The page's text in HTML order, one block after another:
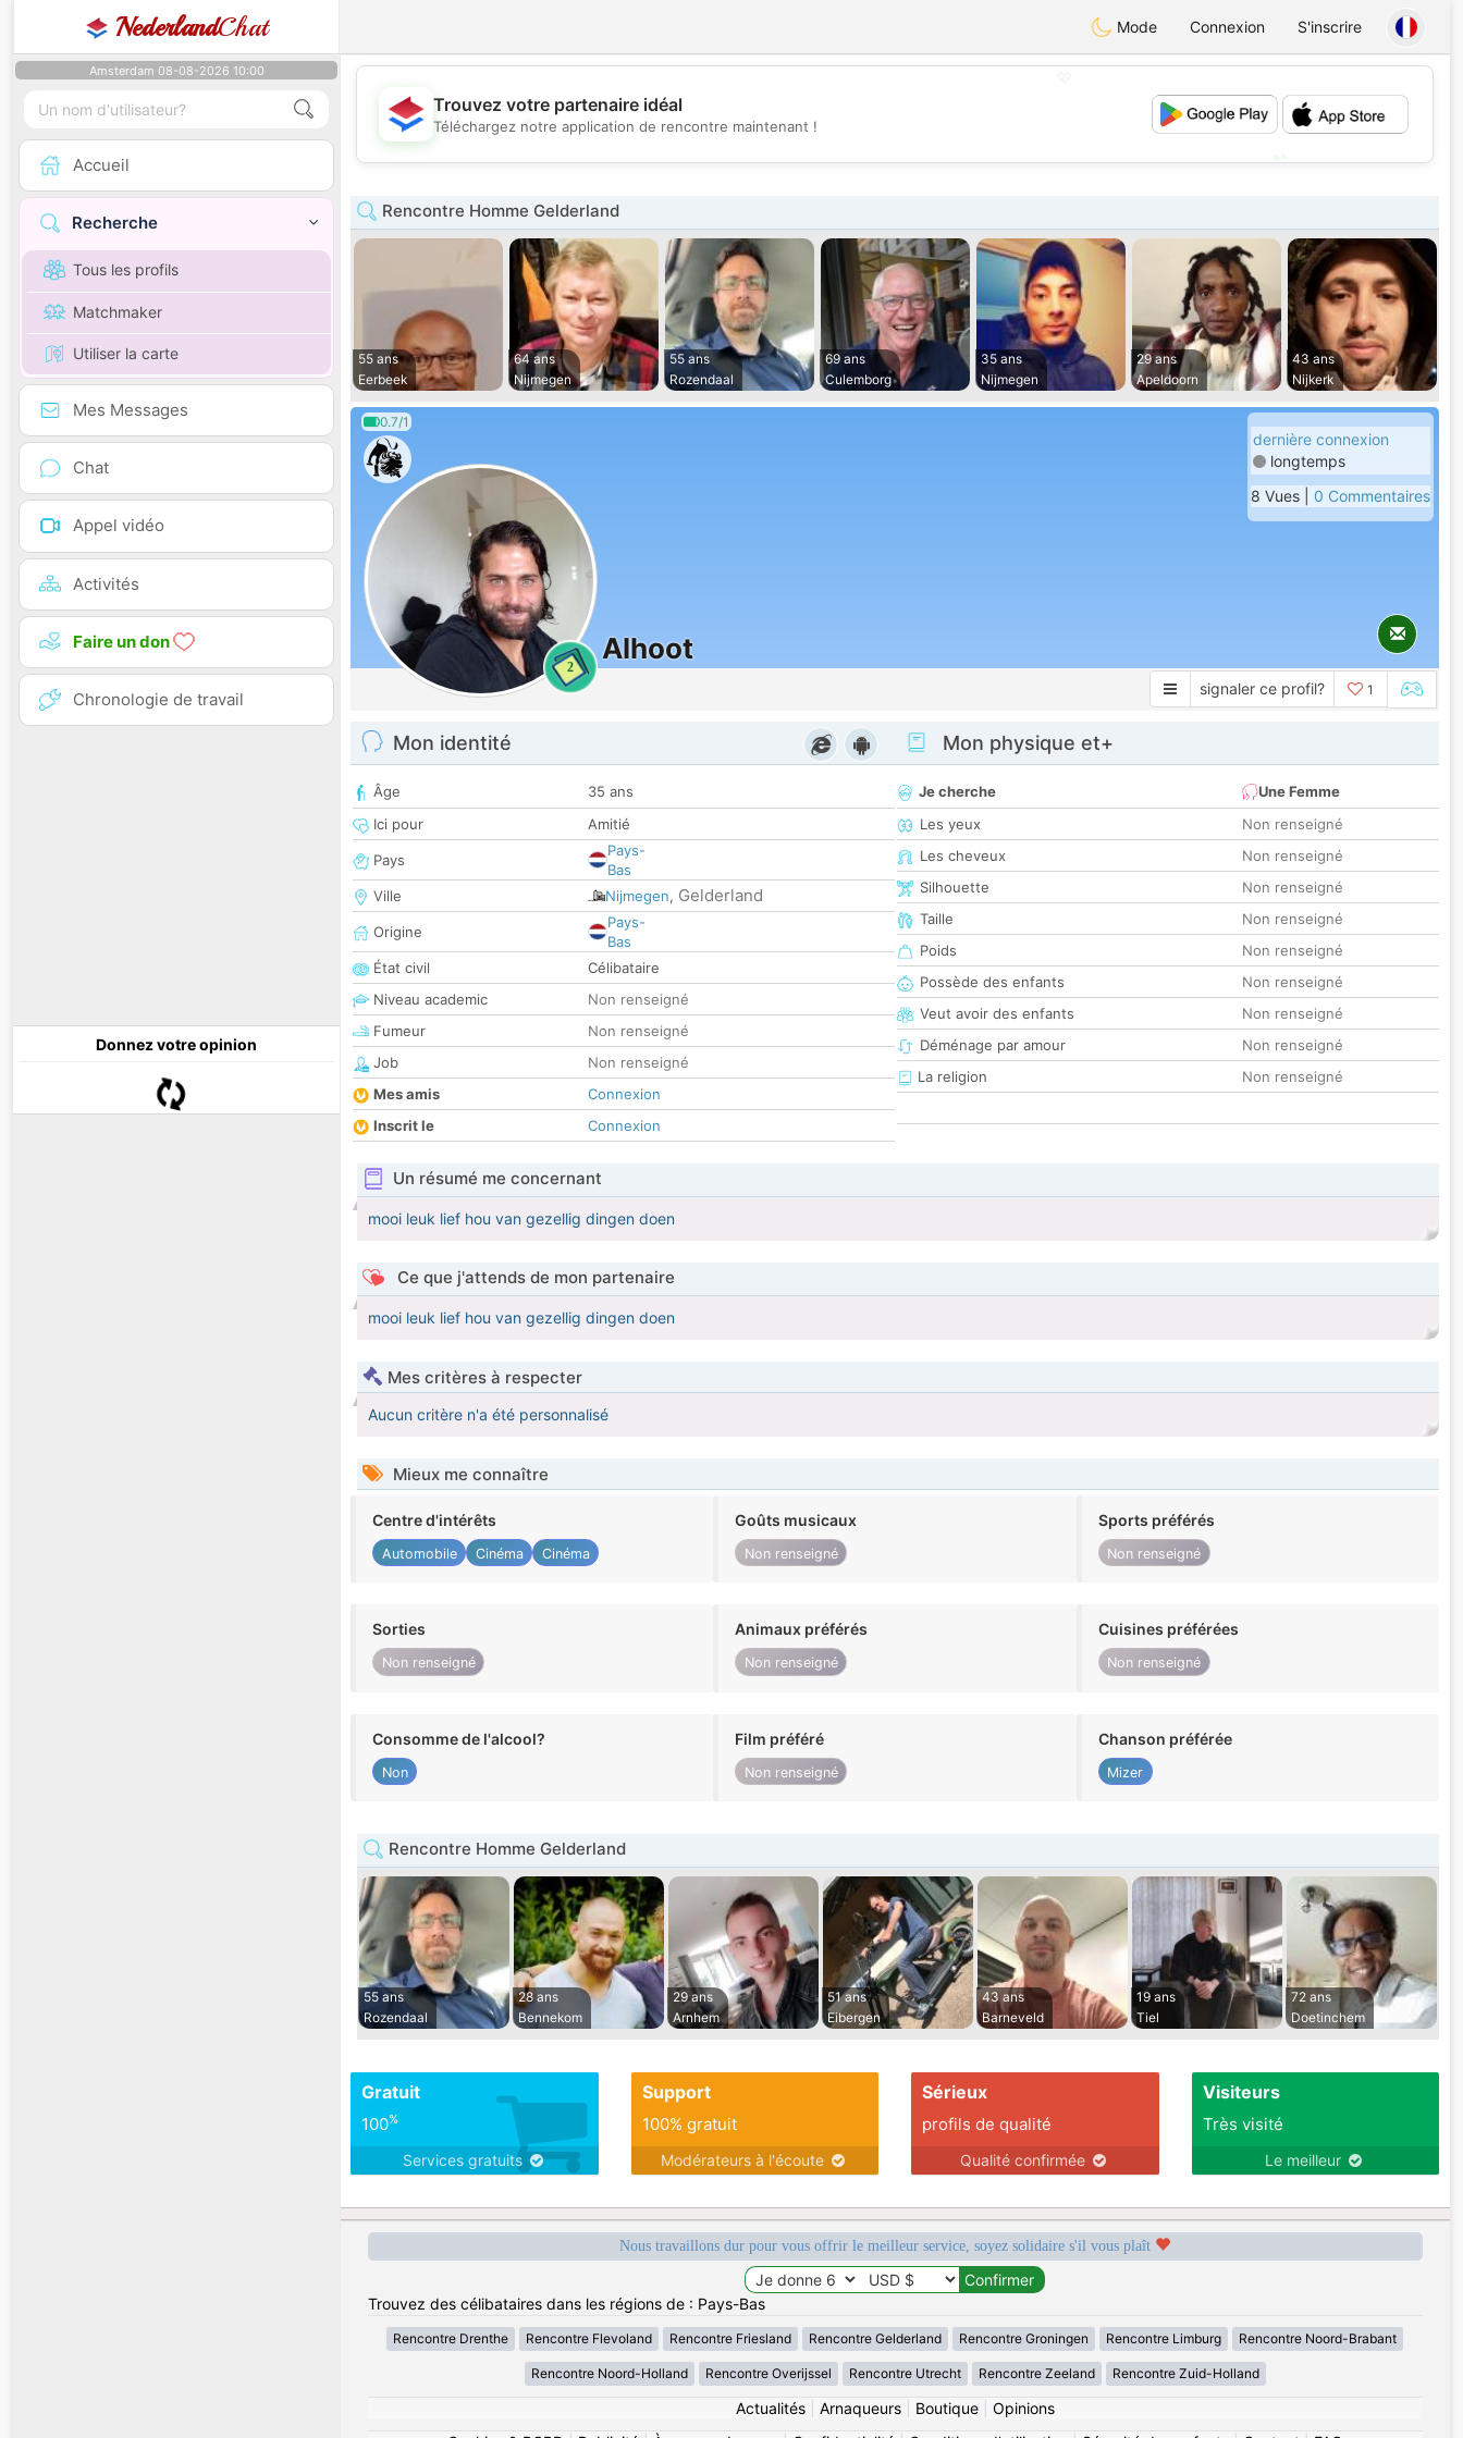
NederlandChat Mode Connexion S'inscrire
Amsterdam 08-08-2026 10:00
Accueil
Recherche
Tous les profils
Matchmaker
Utiliser la carte
Mes Messages
Chat
Appel vidéo
Activités
Faire un don
Chronologie de travail
Donnez votre opinion
💖
💕
Trouvez votre partenaire idéal
Téléchargez notre application de rencontre maintenant !
Rencontre Homme Gelderland
55 ans
Eerbeek
64 ans
Nijmegen
55 ans
Rozendaal
69 ans
Culemborg
35 ans
Nijmegen
29 ans
Apeldoorn
43 ans
Nijkerk
0.7/1
2
Alhoot
dernière connexion
longtemps
8 Vues | 0 Commentaires
signaler ce profil? 1
Mon identité
Âge
35 ans
Ici pour
Amitié
Pays
Pays-
Bas
Ville
Nijmegen, Gelderland
Origine
Pays-
Bas
État civil
Célibataire
Niveau academic
Non renseigné
Fumeur
Non renseigné
Job
Non renseigné
Mes amis
Connexion
Inscrit le
Connexion
Mon physique et+
Je cherche
Une Femme
Les yeux
Non renseigné
Les cheveux
Non renseigné
Silhouette
Non renseigné
Taille
Non renseigné
Poids
Non renseigné
Possède des enfants
Non renseigné
Veut avoir des enfants
Non renseigné
Déménage par amour
Non renseigné
La religion
Non renseigné
Un résumé me concernant
mooi leuk lief hou van gezellig dingen doen
Ce que j'attends de mon partenaire
mooi leuk lief hou van gezellig dingen doen
Mes critères à respecter
Aucun critère n'a été personnalisé
Mieux me connaître
Centre d'intérêts
Automobile Cinéma Cinéma
Goûts musicaux
Non renseigné
Sports préférés
Non renseigné
Sorties
Non renseigné
Animaux préférés
Non renseigné
Cuisines préférées
Non renseigné
Consomme de l'alcool?
Non
Film préféré
Non renseigné
Chanson préférée
Mizer
Rencontre Homme Gelderland
55 ans
Rozendaal
28 ans
Bennekom
29 ans
Arnhem
51 ans
Eibergen
43 ans
Barneveld
19 ans
Tiel
72 ans
Doetinchem
Gratuit
100%
Services gratuits
Support
100% gratuit
Modérateurs à l'écoute
Sérieux
profils de qualité
Qualité confirmée
Visiteurs
Très visité
Le meilleur
Nous travaillons dur pour vous offrir le meilleur service, soyez solidaire s'il vous plaît
Trouvez des célibataires dans les régions de : Pays-Bas
Rencontre Drenthe Rencontre Flevoland Rencontre Friesland Rencontre Gelderland Rencontre Groningen Rencontre Limburg Rencontre Noord-Brabant
Rencontre Noord-Holland Rencontre Overijssel Rencontre Utrecht Rencontre Zeeland Rencontre Zuid-Holland
Actualités| Arnaqueurs| Boutique| Opinions